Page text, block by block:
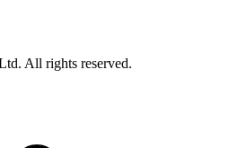
All rights reserved.